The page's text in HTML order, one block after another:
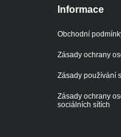
Informace
Obchodní
Zásady ochrany
Zásady používání
Zásady ochrany
sociálních sítích